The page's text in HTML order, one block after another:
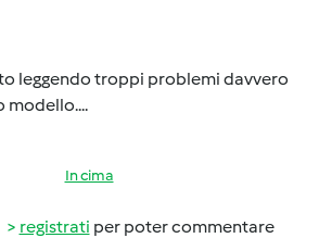
leggendo troppi problemi davvero
modello....
In cima
registrati per poter commentare